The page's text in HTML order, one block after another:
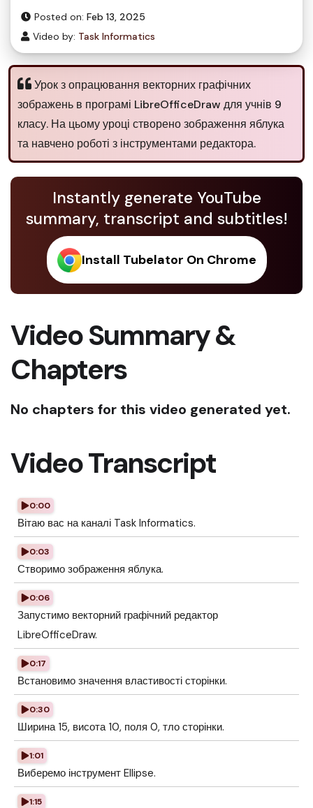
Posted on: Feb 13, 2025
Video by: Task Informatics
Урок з опрацювання векторних графічних
зображень в програмі LibreOfficeDraw для учнів 9
класу. На цьому уроці створено зображення яблука
та навчено роботі з інструментами редактора.
Instantly generate YouTube
summary, transcript and subtitles!
Install Tubelator On Chrome
Video Summary &
Chapters
No chapters for this video generated yet.
Video Transcript
0:00
Вітаю вас на каналі Task Informatics.
0:03
Створимо зображення яблука.
0:06
Запустимо векторний графічний редактор
LibreOfficeDraw.
0:17
Встановимо значення властивості сторінки.
0:30
Ширина 15, висота 10, поля 0, тло сторінки.
1:01
Виберемо інструмент Ellipse.
1:15